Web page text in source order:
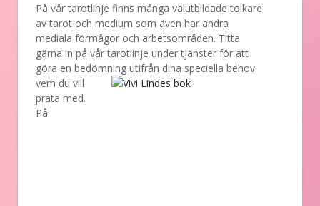
På vår tarotlinje finns många välutbildade tolkare
av tarot och medium som även har andra
mediala förmågor och arbetsområden. Titta
gärna in på vår tarotlinje under tjänster för att
göra en bedömning utifrån dina speciella behov
vem du vill
prata med.
På